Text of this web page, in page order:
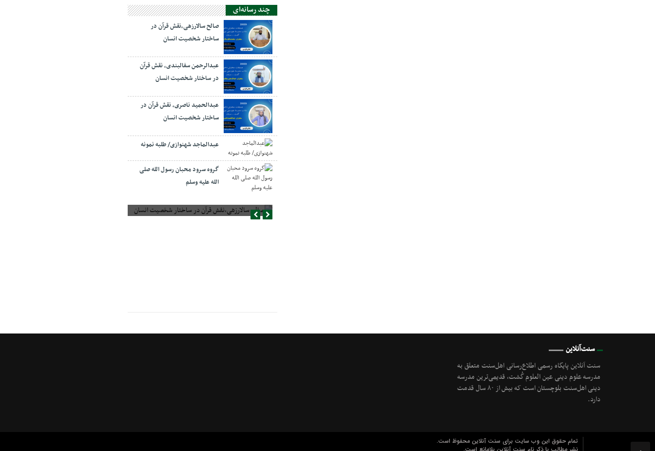
چند رسانه‌ای
صالح سالارزهی،‌نقش قرآن در
ساختار شخصیت انسان
عبدالرحمن سفالبندی، نقش قرآن
در ساختار شخصیت انسان
عبدالحمید ناصری، نقش قرآن در
ساختار شخصیت انسان
عبدالماجد شهنوازی/ طلبه نمونه
گروه سرود محبان رسول الله صلی
الله علیه وسلم
صالح سالارزهی،‌نقش قرآن در ساختار شخصیت انسان
سنت‌آنلاین
سنت آنلاین پایگاه رسمی اطلاع‌رسانی اهل‌سنت متعلق به
مدرسه علوم دینی عین العلوم گُشت, قدیمی‌ترین مدرسه
دینی اهل‌سنت بلوچستان است که بیش از ۸۰ سال قدمت
دارد.
تمام حقوق این وب سایت برای سنت آنلاین محفوظ است.